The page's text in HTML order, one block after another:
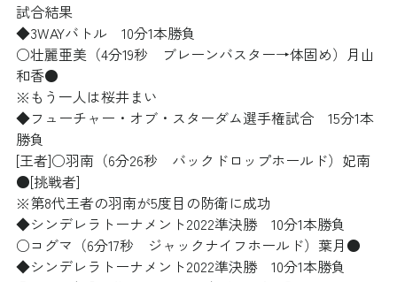
試合結果
◆3WAYバトル　10分1本勝負
○壮麗亜美（4分19秒　ブレーンバスター→体固め）月山
和香●
※もう一人は桜井まい
◆フューチャー・オブ・スターダム選手権試合　15分1本
勝負
[王者]○羽南（6分26秒　バックドロップホールド）妃南
●[挑戦者]
※第8代王者の羽南が5度目の防衛に成功
◆シンデレラトーナメント2022準決勝　10分1本勝負
○コグマ（6分17秒　ジャックナイフホールド）葉月●
◆シンデレラトーナメント2022準決勝　10分1本勝負